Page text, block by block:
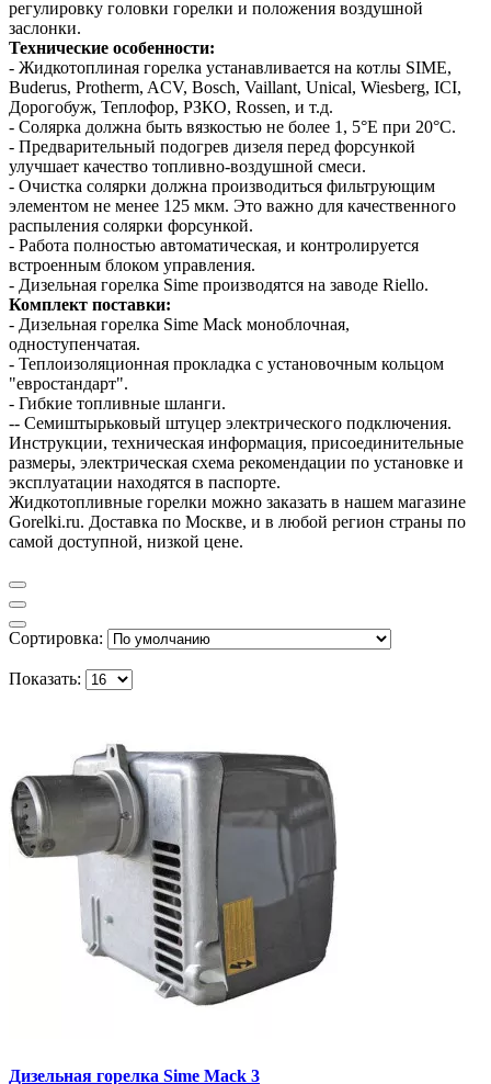
регулировку головки горелки и положения воздушной
заслонки.
Технические особенности:
- Жидкотоплиная горелка устанавливается на котлы SIME,
Buderus, Protherm, ACV, Bosch, Vaillant, Unical, Wiesberg, ICI,
Дорогобуж, Теплофор, РЗКО, Rossen, и т.д.
- Солярка должна быть вязкостью не более 1, 5°Е при 20°С.
- Предварительный подогрев дизеля перед форсункой
улучшает качество топливно-воздушной смеси.
- Очистка солярки должна производиться фильтрующим
элементом не менее 125 мкм. Это важно для качественного
распыления солярки форсункой.
- Работа полностью автоматическая, и контролируется
встроенным блоком управления.
- Дизельная горелка Sime производятся на заводе Riello.
Комплект поставки:
- Дизельная горелка Sime Mack моноблочная,
одноступенчатая.
- Теплоизоляционная прокладка с установочным кольцом
"евростандарт".
- Гибкие топливные шланги.
-- Семиштырьковый штуцер электрического подключения.
Инструкции, техническая информация, присоединительные
размеры, электрическая схема рекомендации по установке и
эксплуатации находятся в паспорте.
Жидкотопливные горелки можно заказать в нашем магазине
Gorelki.ru. Доставка по Москве, и в любой регион страны по
самой доступной, низкой цене.
Сортировка:
Показать:
Дизельная горелка Sime Mack 3